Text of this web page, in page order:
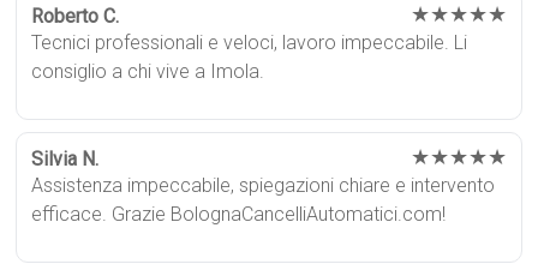
Roberto C. ★★★★★
Tecnici professionali e veloci, lavoro impeccabile. Li
consiglio a chi vive a Imola.
Silvia N. ★★★★★
Assistenza impeccabile, spiegazioni chiare e intervento
efficace. Grazie BolognaCancelliAutomatici.com!